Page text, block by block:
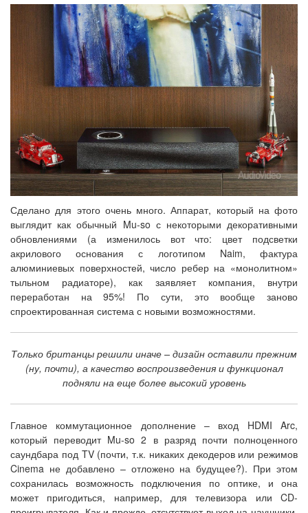
Сделано для этого очень много. Аппарат, который на фото
выглядит как обычный Mu-so с некоторыми декоративными
обновлениями (а изменилось вот что: цвет подсветки
акрилового основания с логотипом Naim, фактура
алюминиевых поверхностей, число ребер на «монолитном»
тыльном радиаторе), как заявляет компания, внутри
переработан на 95%! По сути, это вообще заново
спроектированная система с новыми возможностями.
Только британцы решили иначе – дизайн оставили прежним
(ну, почти), а качество воспроизведения и функционал
подняли на еще более высокий уровень
Главное коммутационное дополнение – вход HDMI Arc,
который переводит Mu-so 2 в разряд почти полноценного
саундбара под TV (почти, т.к. никаких декодеров или режимов
Cinema не добавлено – отложено на будущее?). При этом
сохранилась возможность подключения по оптике, и она
может пригодиться, например, для телевизора или CD-